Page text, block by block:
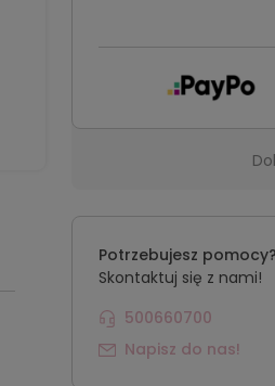
Potrzebujesz pomocy?
Skontaktuj się z nami!
500660700
Napisz do nas!